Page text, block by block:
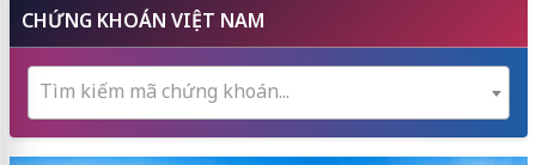
CHỨNG KHOÁN VIỆT NAM
Tìm kiếm mã chứng khoán...